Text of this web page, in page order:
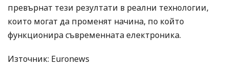
превърнат тези резултати в реални технологии,
които могат да променят начина, по който
функционира съвременната електроника.
Източник: Euronews